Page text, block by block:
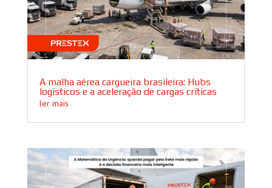
A malha aérea cargueira brasileira: Hubs
logísticos e a aceleração de cargas críticas
ler mais